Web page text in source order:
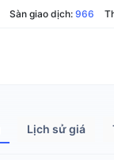
Sàn giao dịch: 966
Lịch sử giá